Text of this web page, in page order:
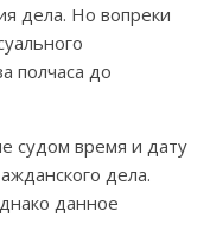
дела. Но вопреки
полчаса до
судом время и дату
дела.
данное